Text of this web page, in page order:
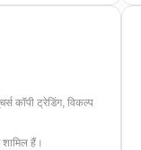
कॉपी ट्रेडिंग, विकल्प
हैं।